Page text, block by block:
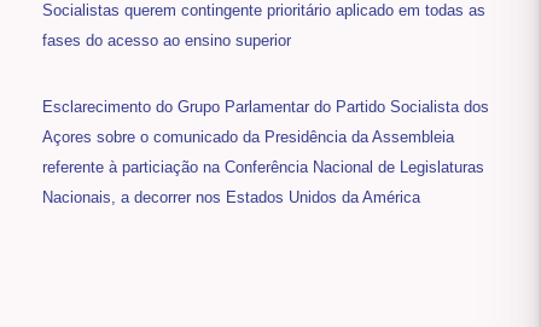
Socialistas querem contingente prioritário aplicado em todas as
fases do acesso ao ensino superior
Esclarecimento do Grupo Parlamentar do Partido Socialista dos
Açores sobre o comunicado da Presidência da Assembleia
referente à particiação na Conferência Nacional de Legislaturas
Nacionais, a decorrer nos Estados Unidos da América